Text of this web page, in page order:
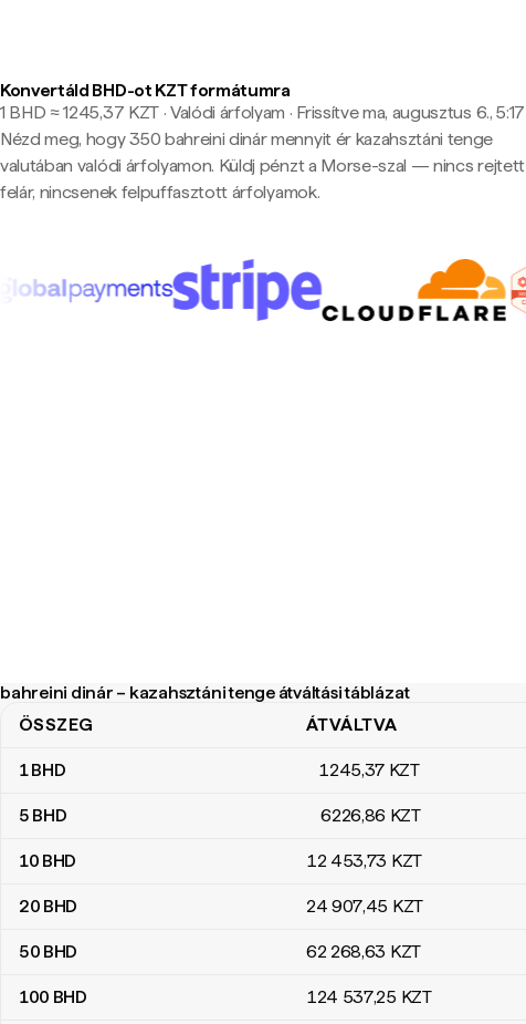
Konvertáld BHD-ot KZT formátumra
1 BHD ≈ 1245,37 KZT · Valódi árfolyam · Frissítve ma, augusztus 6., 5:17
Nézd meg, hogy 350 bahreini dinár mennyit ér kazahsztáni tenge
valutában valódi árfolyamon. Küldj pénzt a Morse-szal — nincs rejtett
felár, nincsenek felpuffasztott árfolyamok.
bahreini dinár – kazahsztáni tenge átváltási táblázat
bahreini dinár – kazahsztáni tenge átváltási táblázat
ÖSSZEG ÁTVÁLTVA
1BHD 1245,37 KZT
5 BHD 6226,86 KZT
10 BHD 12 453,73 KZT
20 BHD 24 907,45 KZT
50 BHD 62 268,63 KZT
100 BHD 124 537,25 KZT